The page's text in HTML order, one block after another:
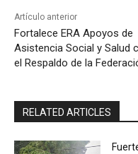
Artículo anterior
Fortalece ERA Apoyos de
Asistencia Social y Salud
el Respaldo de la
RELATED ARTICLES